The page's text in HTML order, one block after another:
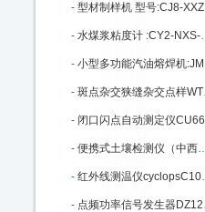
- 型材制样机 型号:CJ8-XXZ-II库号：M379550
- 水煤浆粘度计 :CY2-NXS-4C库号：M385948
- 小型多功能汽油熔焊机:JM26/HD：M391397
- 斑点杂交狭缝杂交点样WT32-SB-10：M405201
- 闭口闪点自动测定仪CU66-RJ261A ：M19838
- 便携式土壤检测仪（中西器材） 型号:M20207库号：M20207
- 红外线测温仪cyclopsC100L-LAND：M141922
- 点频功率信号发生器DZ12-ZN1180L M183917